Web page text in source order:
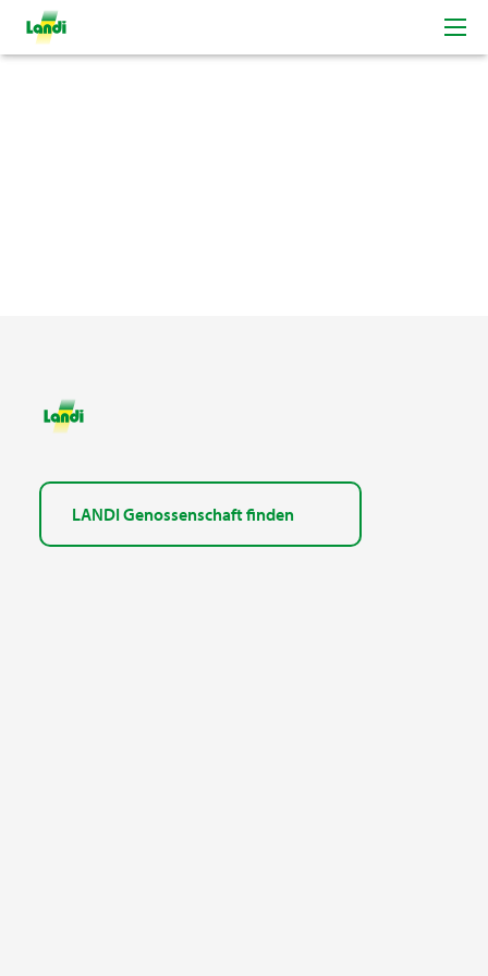
LANDI Genossenschaft finden